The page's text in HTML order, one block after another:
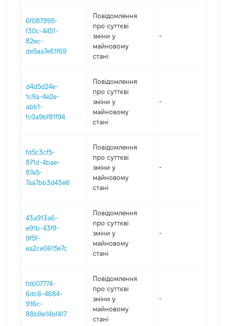
6f087995-
f30c-4451-
82ec-
de5aa7e61f69
Повідомлення
про суттєві
зміни y
майновому
стані
-
d4d5d24e-
1c9a-4e2e-
abb1-
fc0a9bf81f94
Повідомлення
про суттєві
зміни y
майновому
стані
-
fd5c3cf5-
871d-4bae-
87e5-
7aa7bb3d43e6
Повідомлення
про суттєві
зміни y
майновому
стані
-
43a913a6-
e91b-43f9-
9f5f-
ea2ce0615e7c
Повідомлення
про суттєві
зміни y
майновому
стані
-
fdb07774-
6dc6-4684-
916c-
88b9e14bf417
Повідомлення
про суттєві
зміни y
майновому
стані
-